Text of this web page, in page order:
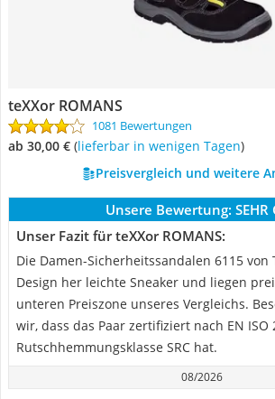
teXXor ROMANS
1081 Bewertungen
ab 30,00 € ( Lieferbar in wenigen Tagen)
Preisvergleich und weitere
Unsere Bewertung: SEHR
Unser Fazit für teXXor ROMANS:
Die Damen-Sicherheitssandalen 6115 von
Design her leichte Sneaker und liegen
unteren Preiszone unseres Vergleichs.
wir, dass das Paar zertifiziert nach EN
Rutschhemmungsklasse SRC hat.
08/2026